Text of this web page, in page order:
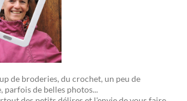
de broderies, du crochet, un peu de
parfois de belles photos...